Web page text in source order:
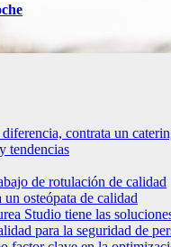
diferencia, contrata un
tendencias
de rotulación de calidad
un osteópata de calidad
Studio tiene las
para la seguridad de